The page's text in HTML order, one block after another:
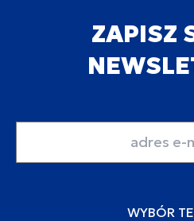
ZAPISZ
WYBÓR